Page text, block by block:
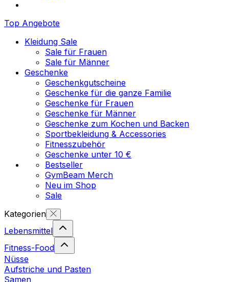
Top Angebote
Kleidung Sale
Sale für Frauen
Sale für Männer
Geschenke
Geschenkgutscheine
Geschenke für die ganze Familie
Geschenke für Frauen
Geschenke für Männer
Geschenke zum Kochen und Backen
Sportbekleidung & Accessories
Fitnesszubehör
Geschenke unter 10 €
Bestseller
GymBeam Merch
Neu im Shop
Sale
Kategorien
Lebensmittel
Fitness-Food
Nüsse
Aufstriche und Pasten
Samen